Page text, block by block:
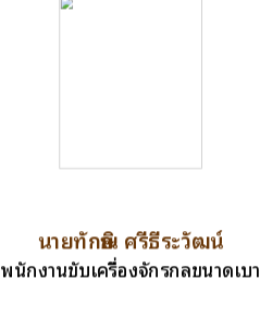
นายทักษิณ ศรีธีระวัฒน์
พนักงานขับเครื่องจักรกลขนาดเบา